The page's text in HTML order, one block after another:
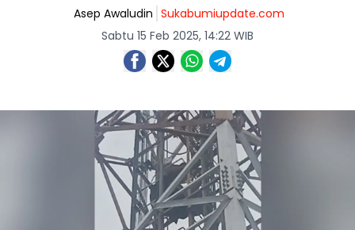
Asep Awaludin Sukabumiupdate.com
Sabtu 15 Feb 2025, 14:22 WIB